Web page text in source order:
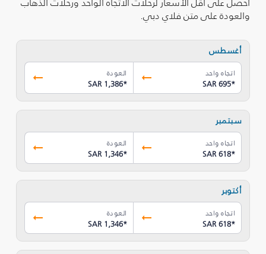
والعودة على متن فلاي دبي.
أغسطس
اتجاه واحد
SAR 695*
العودة
SAR 1,386*
سبتمبر
اتجاه واحد
SAR 618*
العودة
SAR 1,346*
أكتوبر
اتجاه واحد
SAR 618*
العودة
SAR 1,346*